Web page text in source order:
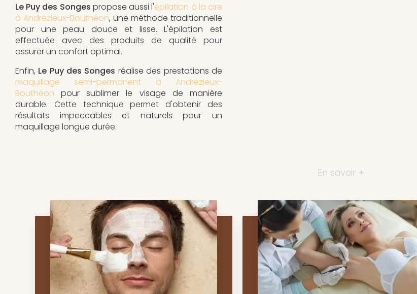
Le Puy des Songes propose aussi l'épilation à la cire
à Andrézieux-Bouthéon, une méthode traditionnelle
pour une peau douce et lisse. L'épilation est
effectuée avec des produits de qualité pour
assurer un confort optimal.
Enfin, Le Puy des Songes réalise des prestations de
maquillage semi-permanent à Andrézieux-
Bouthéon pour sublimer le visage de manière
durable. Cette technique permet d'obtenir des
résultats impeccables et naturels pour un
maquillage longue durée.
En savoir +